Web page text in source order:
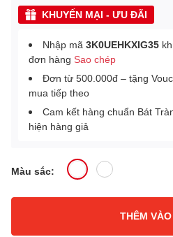
KHUYẾN MẠI - ƯU ĐÃI
Nhập mã 3K0UEHKXIG35
đơn hàng Sao chép
Đơn từ 500.000đ – tặng
mua tiếp theo
Cam kết hàng chuẩn Bát
hiện hàng giả
Màu sắc:
THÊM